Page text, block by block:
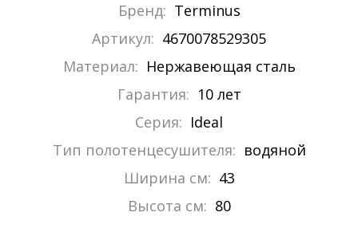
Бренд: Terminus
Артикул: 4670078529305
Материал: Нержавеющая сталь
Гарантия: 10 лет
Серия: Ideal
Тип полотенцесушителя: водяной
Ширина см: 43
Высота см: 80